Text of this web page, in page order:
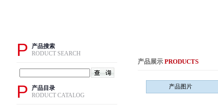
P
产品搜索
RODUCT SEARCH
P
产品目录
RODUCT CATALOG
产品展示 PRODUCTS
产品图片